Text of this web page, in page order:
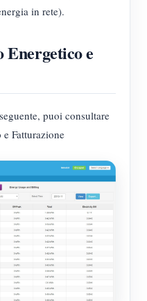
solare FV
della fabbrica
in rete).
e
puoi consultare
Fatturazione